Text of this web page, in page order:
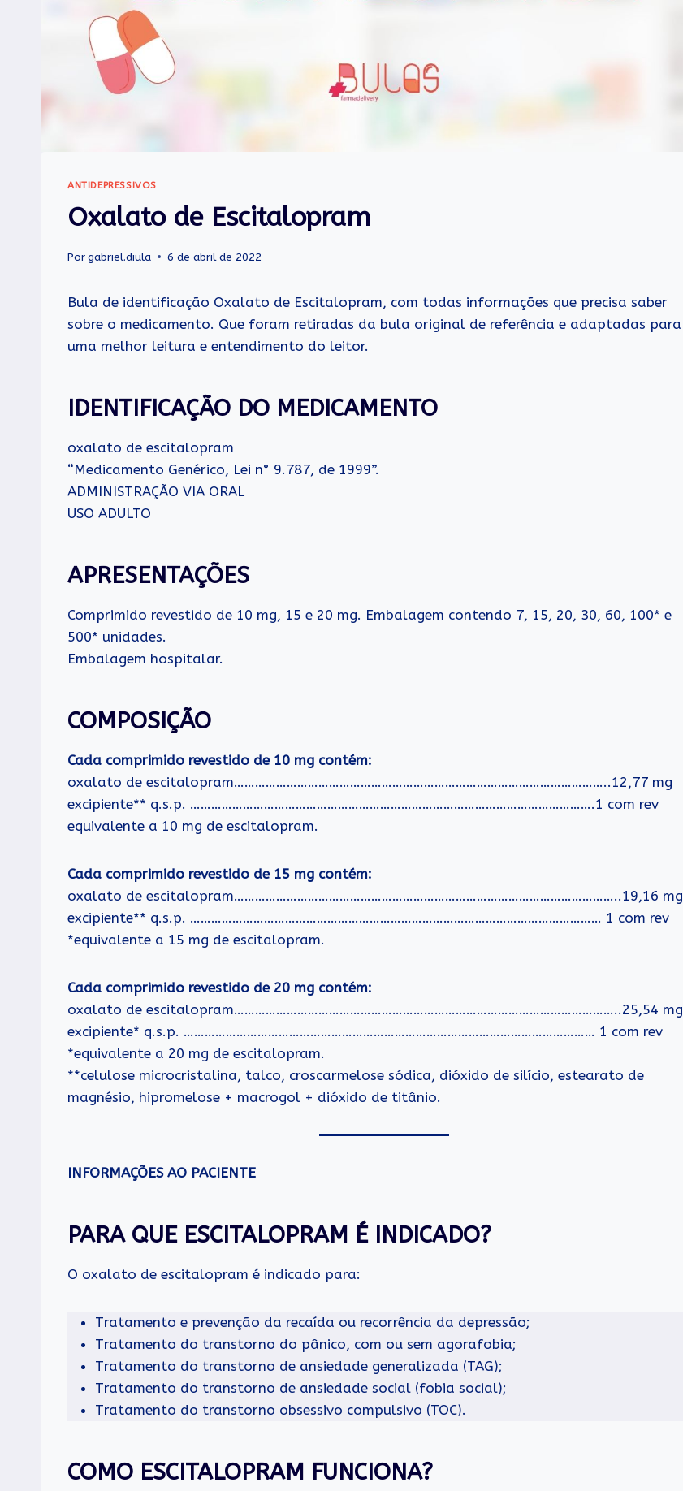
ANTIDEPRESSIVOS
Oxalato de Escitalopram
Porgabriel.diula 6 de abril de 2022
Bula de identificação Oxalato de Escitalopram, com todas informações que precisa saber
sobre o medicamento. Que foram retiradas da bula original de referência e adaptadas para
uma melhor leitura e entendimento do leitor.
IDENTIFICAÇÃO DO MEDICAMENTO
oxalato de escitalopram
“Medicamento Genérico, Lei n° 9.787, de 1999”.
ADMINISTRAÇÃO VIA ORAL
USO ADULTO
APRESENTAÇÕES
Comprimido revestido de 10 mg, 15 e 20 mg. Embalagem contendo 7, 15, 20, 30, 60, 100* e
500* unidades.
Embalagem hospitalar.
COMPOSIÇÃO
Cada comprimido revestido de 10 mg contém:
oxalato de escitalopram……………………………………………………………………………………………..12,77 mg
excipiente** q.s.p. …………………………………………………………………………………………………….1 com rev
equivalente a 10 mg de escitalopram.
Cada comprimido revestido de 15 mg contém:
oxalato de escitalopram………………………………………………………………………………………………..19,16 mg
excipiente** q.s.p. ……………………………………………………………………………………………………… 1 com rev
*equivalente a 15 mg de escitalopram.
Cada comprimido revestido de 20 mg contém:
oxalato de escitalopram………………………………………………………………………………………………..25,54 mg
excipiente* q.s.p. ……………………………………………………………………………………………………… 1 com rev
*equivalente a 20 mg de escitalopram.
**celulose microcristalina, talco, croscarmelose sódica, dióxido de silício, estearato de
magnésio, hipromelose + macrogol + dióxido de titânio.
INFORMAÇÕES AO PACIENTE
PARA QUE ESCITALOPRAM É INDICADO?
O oxalato de escitalopram é indicado para:
Tratamento e prevenção da recaída ou recorrência da depressão;
Tratamento do transtorno do pânico, com ou sem agorafobia;
Tratamento do transtorno de ansiedade generalizada (TAG);
Tratamento do transtorno de ansiedade social (fobia social);
Tratamento do transtorno obsessivo compulsivo (TOC).
COMO ESCITALOPRAM FUNCIONA?